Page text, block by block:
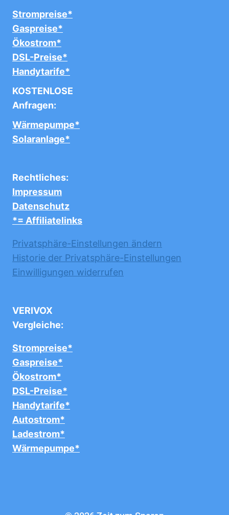
Strompreise*
Gaspreise*
Ökostrom*
DSL-Preise*
Handytarife*
KOSTENLOSE
Anfragen:
Wärmepumpe*
Solaranlage*
Rechtliches:
Impressum
Datenschutz
*= Affiliatelinks
Privatsphäre-Einstellungen ändern
Historie der Privatsphäre-Einstellungen
Einwilligungen widerrufen
VERIVOX
Vergleiche:
Strompreise*
Gaspreise*
Ökostrom*
DSL-Preise*
Handytarife*
Autostrom*
Ladestrom*
Wärmepumpe*